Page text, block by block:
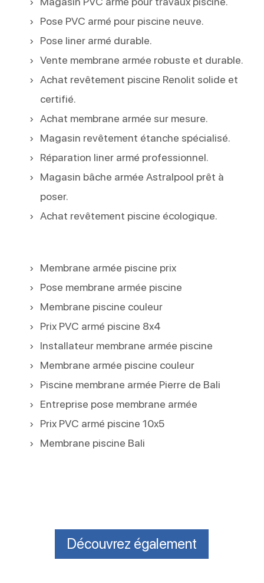
Pose PVC armé pour piscine neuve.
Pose liner armé durable.
Vente membrane armée robuste et durable.
Achat revêtement piscine Renolit solide et
certifié.
Achat membrane armée sur mesure.
Magasin revêtement étanche spécialisé.
Réparation liner armé professionnel.
Magasin bâche armée Astralpool prêt à
poser.
Achat revêtement piscine écologique.
Membrane armée piscine prix
Pose membrane armée piscine
Membrane piscine couleur
Prix PVC armé piscine 8x4
Installateur membrane armée piscine
Membrane armée piscine couleur
Piscine membrane armée Pierre de Bali
Entreprise pose membrane armée
Prix PVC armé piscine 10x5
Membrane piscine Bali
Découvrez également